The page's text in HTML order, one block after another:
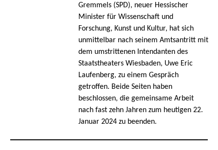
Gremmels (SPD), neuer Hessischer
Minister für Wissenschaft und
Forschung, Kunst und Kultur, hat sich
unmittelbar nach seinem Amtsantritt mit
dem umstrittenen Intendanten des
Staatstheaters Wiesbaden, Uwe Eric
Laufenberg, zu einem Gespräch
getroffen. Beide Seiten haben
beschlossen, die gemeinsame Arbeit
nach fast zehn Jahren zum heutigen 22.
Januar 2024 zu beenden.